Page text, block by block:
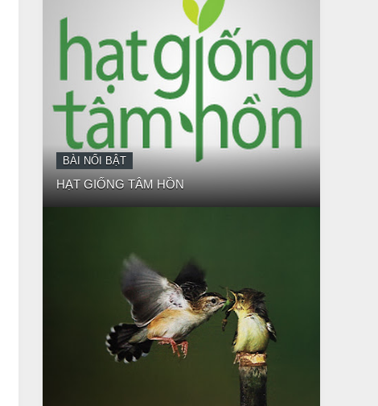
BÀI NỔI BẬT
BÀI HỌC LỚN TỪ MỘT EM BÉ